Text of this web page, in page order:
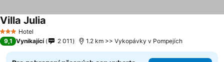
3 Počet hvězdiček
Hotel
Villa Julia
9,1 Vynikající 2 011 1.2 km >> Vykopávky v Pompejích